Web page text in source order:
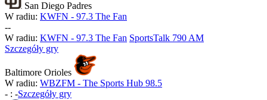
San Diego Padres
W radiu: KWFN - 97.3 The Fan
--
W radiu: KWFN - 97.3 The Fan SportsTalk 790 AM
Szczegóły gry
Baltimore Orioles
W radiu: WBZFM - The Sports Hub 98.5
- : -Szczegóły gry